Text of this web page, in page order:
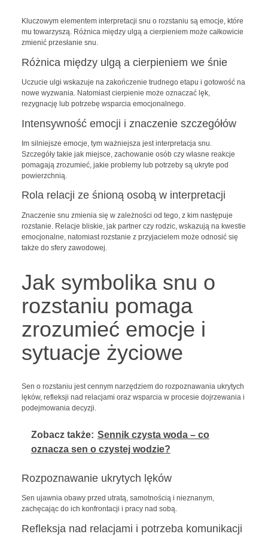
Kluczowym elementem interpretacji snu o rozstaniu są emocje, które
mu towarzyszą. Różnica między ulgą a cierpieniem może całkowicie
zmienić przesłanie snu.
Różnica między ulgą a cierpieniem we śnie
Uczucie ulgi wskazuje na zakończenie trudnego etapu i gotowość na
nowe wyzwania. Natomiast cierpienie może oznaczać lęk,
rezygnację lub potrzebę wsparcia emocjonalnego.
Intensywność emocji i znaczenie szczegółów
Im silniejsze emocje, tym ważniejsza jest interpretacja snu.
Szczegóły takie jak miejsce, zachowanie osób czy własne reakcje
pomagają zrozumieć, jakie problemy lub potrzeby są ukryte pod
powierzchnią.
Rola relacji ze śnioną osobą w interpretacji
Znaczenie snu zmienia się w zależności od tego, z kim następuje
rozstanie. Relacje bliskie, jak partner czy rodzic, wskazują na kwestie
emocjonalne, natomiast rozstanie z przyjacielem może odnosić się
także do sfery zawodowej.
Jak symbolika snu o
rozstaniu pomaga
zrozumieć emocje i
sytuacje życiowe
Sen o rozstaniu jest cennym narzędziem do rozpoznawania ukrytych
lęków, refleksji nad relacjami oraz wsparcia w procesie dojrzewania i
podejmowania decyzji.
Zobacz także: Sennik czysta woda – co
oznacza sen o czystej wodzie?
Rozpoznawanie ukrytych lęków
Sen ujawnia obawy przed utratą, samotnością i nieznanym,
zachęcając do ich konfrontacji i pracy nad sobą.
Refleksja nad relacjami i potrzeba komunikacji